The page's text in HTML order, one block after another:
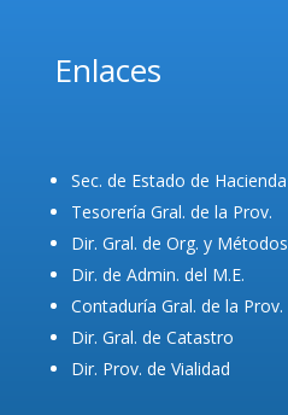
Enlaces
Sec. de Estado de Hacienda
Tesorería Gral. de la Prov.
Dir. Gral. de Org. y Métodos
Dir. de Admin. del M.E.
Contaduría Gral. de la Prov.
Dir. Gral. de Catastro
Dir. Prov. de Vialidad